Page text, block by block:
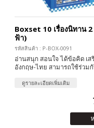
Boxset 10 เรื่องนิทาน
ฟ้า)
รหัสสินค้า : P-BOX-0091
อ่านสนุก สอนใจ ได้ข้อคิด เ
อังกฤษ-ไทย สามารถใช้ร่วม
ดูรายละเอียดเพิ่มเติม